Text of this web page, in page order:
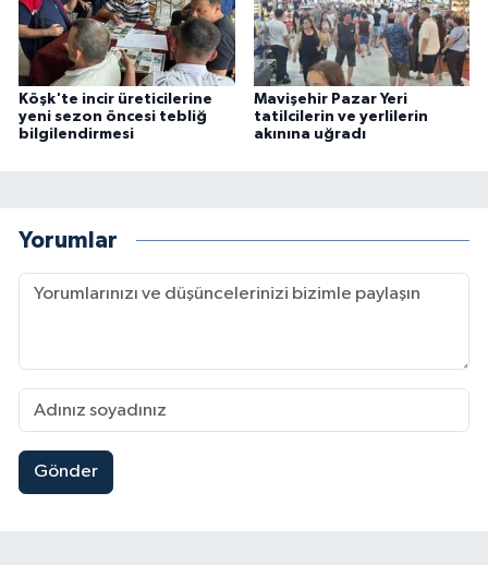
Köşk'te incir üreticilerine
yeni sezon öncesi tebliğ
bilgilendirmesi
Mavişehir Pazar Yeri
tatilcilerin ve yerlilerin
akınına uğradı
Yorumlar
Gönder